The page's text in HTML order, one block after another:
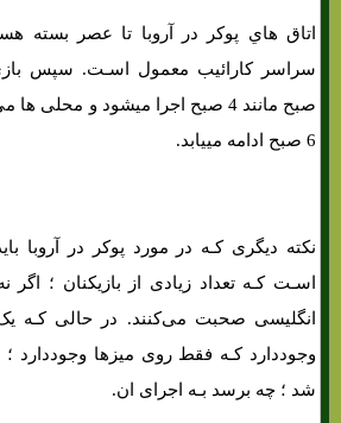
اتاق هاي‌ پوکر در آروبا تا عصر بسته
سراسر کارائیب معمول اسـت. سپس
صبح مانند 4 صبح اجرا میشود و محلی
6 صبح ادامه مییابد.
نکته دیگری کـه در مورد پوکر در آروبا
اسـت کـه تعداد زیادی از بازیکنان ؛ اگر
انگلیسی صحبت می‌کنند. در حالی کـه
وجوددارد کـه فقط روی میزها وجوددارد ؛
شد ؛ چه برسد بـه اجرای ان.